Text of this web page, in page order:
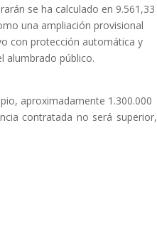
se ha calculado en 9.561,33
una ampliación provisional
con protección automática y
alumbrado público.
aproximadamente 1.300.000
contratada no será superior,